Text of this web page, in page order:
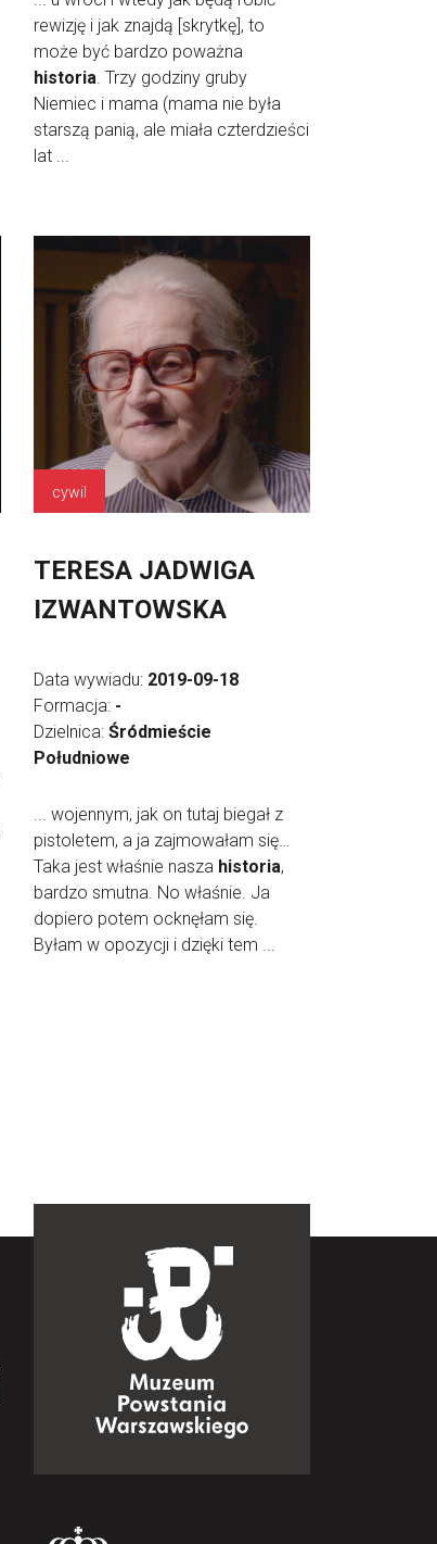
rewizję i jak znajdą [skrytkę], to
może być bardzo poważna
historia. Trzy godziny gruby
Niemiec i mama (mama nie była
starszą panią, ale miała czterdzieści
lat ...
cywil
TERESA JADWIGA
IZWANTOWSKA
Data wywiadu: 2019-09-18
Formacja: -
Dzielnica: Śródmieście
Południowe
... wojennym, jak on tutaj biegał z
pistoletem, a ja zajmowałam się…
Taka jest właśnie nasza historia,
bardzo smutna. No właśnie. Ja
dopiero potem ocknęłam się.
Byłam w opozycji i dzięki tem ...